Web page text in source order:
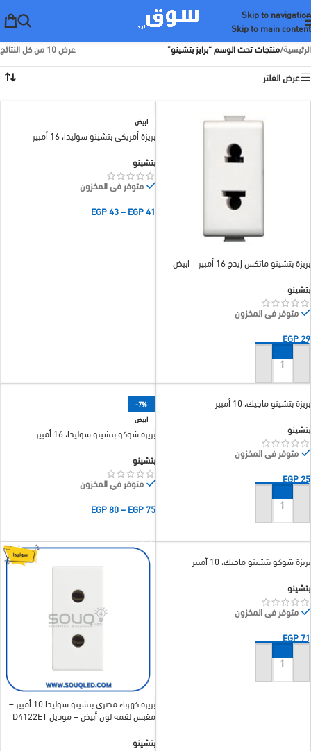
Skip to navigation
Skip to main content
الرئيسية/منتجات تحت الوسم “برايز بتشينو”
عرض ⁦10⁩ من كل النتائج
عرض الفلتر
بريزة بتشينو ماتكس إيدج 16 أمبير – ابيض
بتشينو
متوفر في المخزون
EGP29
إضافة إلى السلة
ابيض
بريزة أمريكي بتشينو سوليدا، 16 أمبير
بتشينو
متوفر في المخزون
EGP41
–
EGP43
بريزة بتشينو ماجيك، 10 أمبير
بتشينو
متوفر في المخزون
EGP25
إضافة إلى السلة
-7%
ابيض
بريزة شوكو بتشينو سوليدا، 16 أمبير
بتشينو
متوفر في المخزون
EGP75
–
EGP80
بريزة شوكو بتشينو ماجيك، 10 أمبير
بتشينو
متوفر في المخزون
EGP71
إضافة إلى السلة
بريزة كهرباء مصري بتشينو سوليدا 10 أمبير –
مقبس لقمة لون أبيض – موديل D4122ET
بتشينو